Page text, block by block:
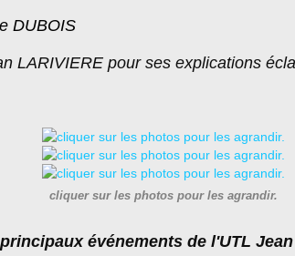
DUBOIS
LARIVIERE pour ses explications
cliquer sur les photos pour les agrandir.
événements de l'UTL